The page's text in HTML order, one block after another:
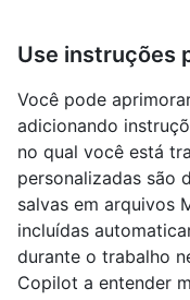
Use instruções
Você pode
adicionando
no qual você está
personalizadas são
salvas em arquivos
incluídas
durante o trabalho
Copilot a entender